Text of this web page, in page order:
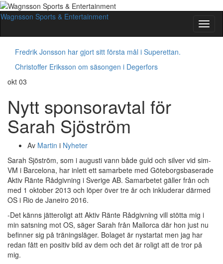
Slå
på/av
Wagnsson Sports & Entertainment
Fredrik Jonsson har gjort sitt första mål i Superettan.
Christoffer Eriksson om säsongen i Degerfors
okt 03
Nytt sponsoravtal för
Sarah Sjöström
Av Martin i Nyheter
Sarah Sjöström, som i augusti vann både guld och silver vid sim-
VM i Barcelona, har inlett ett samarbete med Göteborgsbaserade
Aktiv Ränte Rådgivning i Sverige AB. Samarbetet gäller från och
med 1 oktober 2013 och löper över tre år och inkluderar därmed
OS i Rio de Janeiro 2016.
-Det känns jätteroligt att Aktiv Ränte Rådgivning vill stötta mig i
min satsning mot OS, säger Sarah från Mallorca där hon just nu
befinner sig på träningsläger. Bolaget är nystartat men jag har
redan fått en positiv bild av dem och det är roligt att de tror på
mig.